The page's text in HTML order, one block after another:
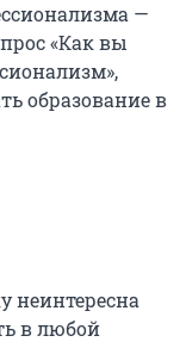
—
«Как вы
образование в
неинтересна
в любой